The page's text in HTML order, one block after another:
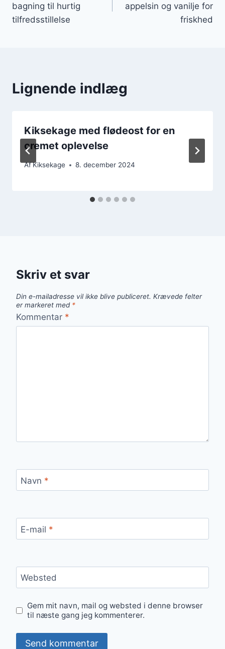
bagning til hurtig
tilfredsstillelse
appelsin og vanilje for
friskhed
Lignende indlæg
Kiksekage med flødeost for en
cremet oplevelse
AfKiksekage 8. december 2024
Skriv et svar
Din e-mailadresse vil ikke blive publiceret. Krævede felter
er markeret med *
Kommentar *
Navn *
E-mail *
Websted
Gem mit navn, mail og websted i denne browser
til næste gang jeg kommenterer.